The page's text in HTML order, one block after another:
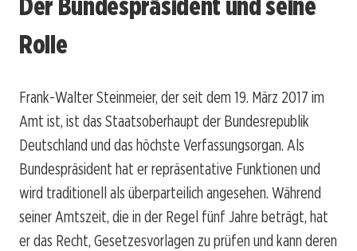
Rolle
Frank-Walter Steinmeier, der seit dem 19. März 2017 im
Amt ist, ist das Staatsoberhaupt der Bundesrepublik
Deutschland und das höchste Verfassungsorgan. Als
Bundespräsident hat er repräsentative Funktionen und
wird traditionell als überparteilich angesehen. Während
seiner Amtszeit, die in der Regel fünf Jahre beträgt, hat
er das Recht, Gesetzesvorlagen zu prüfen und kann deren